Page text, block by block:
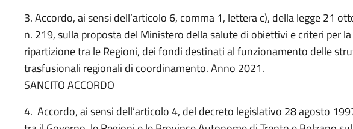
3. Accordo, ai sensi dell’articolo 6, comma 1, lettera c), della legge 21
n. 219, sulla proposta del Ministero della salute di obiettivi e criteri per la
ripartizione tra le Regioni, dei fondi destinati al funzionamento delle
trasfusionali regionali di coordinamento. Anno 2021.
SANCITO ACCORDO
4. Accordo, ai sensi dell’articolo 4, del decreto legislativo 28 agosto